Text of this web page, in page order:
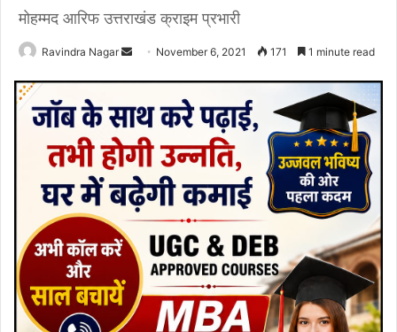
मोहम्मद आरिफ उत्तराखंड क्राइम प्रभारी
Ravindra Nagar
Send November 6, 2021 171 1 minute read